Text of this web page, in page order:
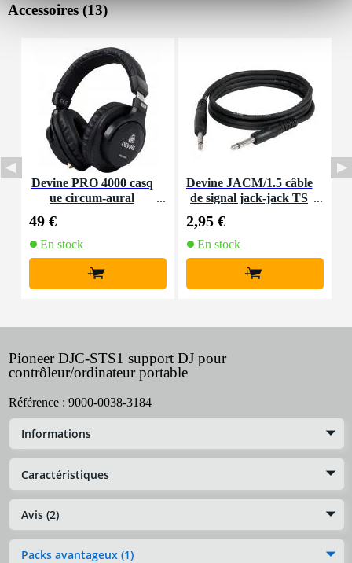
Accessoires (13)
Devine PRO 4000 casq
ue circum-aural
49 €
En stock
+
Devine JACM/1.5 câble
de signal jack-jack TS
2,95 €
En stock
+
Pioneer DJC-STS1 support DJ pour
contrôleur/ordinateur portable
Référence : 9000-0038-3184
Informations
Caractéristiques
Avis (2)
Packs avantageux (1)